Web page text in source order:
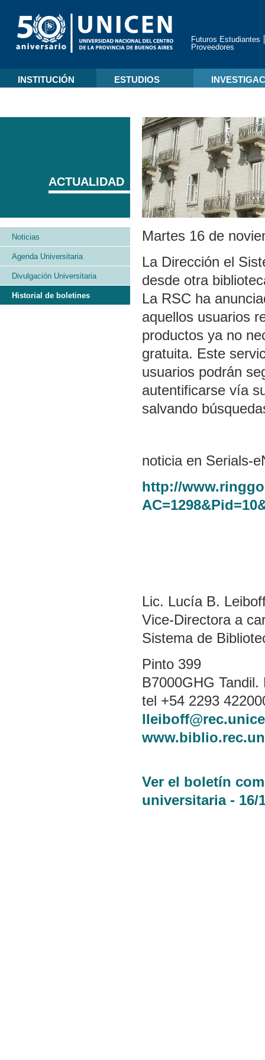
Futuros Estudiantes
Proveedores
INSTITUCIÓN ESTUDIOS
Martes 16 de
La Dirección el
desde otra
La RSC ha
aquellos usuarios
productos ya no
gratuita. Este
usuarios podrán
autentificarse vía
salvando
noticia en Serials-
http://
Lic. Lucía B.
Vice-Directora a
Sistema de
Pinto 399
B7000GHG
tel +54 2293
Ver el boletín
universitaria - 16/
ACTUALIDAD
Noticias
Agenda Universitaria
Divulgación Universitaria
Historial de boletines